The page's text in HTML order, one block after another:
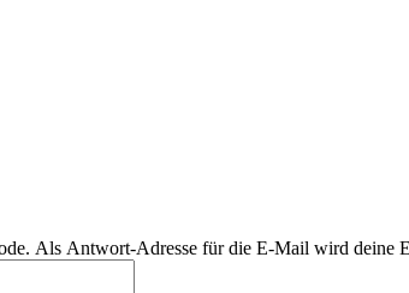
Als Antwort-Adresse für die E-Mail wird deine